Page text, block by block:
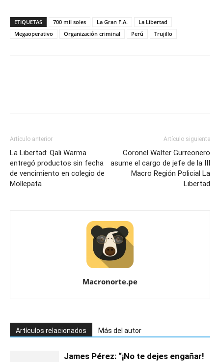
ETIQUETAS 700 mil soles La Gran F.A.
La Libertad
Megaoperativo
Organización criminal Perú Trujillo
Artículo anterior
La Libertad: Qali Warma
entregó productos sin fecha
de vencimiento en colegio de
Mollepata
Artículo siguiente
Coronel Walter Gurreonero
asume el cargo de jefe de la III
Macro Región Policial La
Libertad
Macronorte.pe
Artículos relacionados Más del autor
James Pérez: “¡No te dejes engañar!